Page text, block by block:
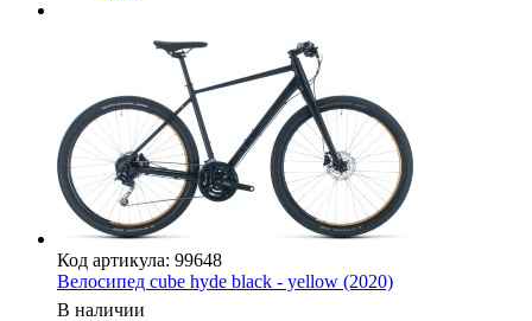
Код артикула: 99648
Велосипед cube hyde black - yellow (2020)
В наличии